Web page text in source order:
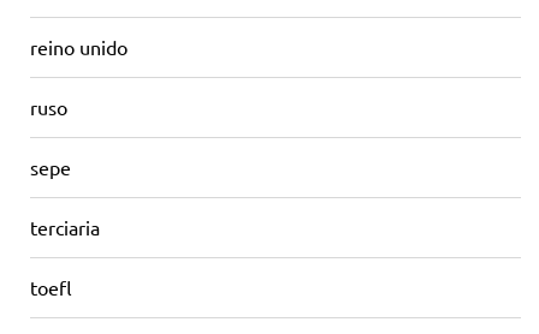
reino unido
ruso
sepe
terciaria
toefl